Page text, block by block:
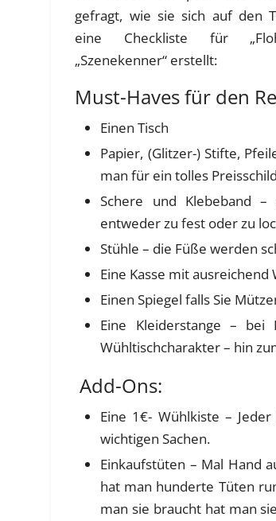
gefragt, wie sie sich auf den
eine Checkliste für
„Szenekenner“ erstellt:
Must-Haves für den
Einen Tisch
Papier, (Glitzer-) Stifte,
man für ein tolles
Schere und Klebeband
entweder zu fest oder zu
Stühle – die Füße werden
Eine Kasse mit ausreichend
Einen Spiegel falls Sie
Eine Kleiderstange –
Wühltischcharakter – hin
Add-Ons:
Eine 1€- Wühlkiste –
wichtigen Sachen.
Einkaufstüten – Mal Hand
hat man hunderte Tüten
man sie braucht hat man